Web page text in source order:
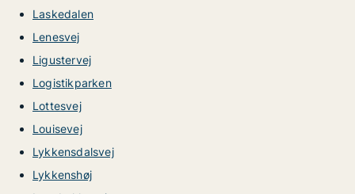
Laskedalen
Lenesvej
Ligustervej
Logistikparken
Lottesvej
Louisevej
Lykkensdalsvej
Lykkenshøj